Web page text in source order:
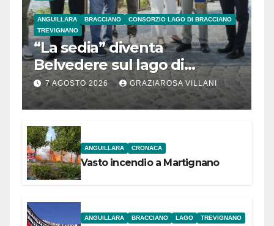
ANGUILLARA BRACCIANO
CONSORZIO LAGO DI BRACCIANO
TREVIGNANO
“La sedia” diventa
Belvedere sul lago di
Bracciano: ieri
l’inaugurazione
7 AGOSTO 2026 GRAZIAROSA VILLANI
ANGUILLARA CRONACA
Vasto incendio a Martignano
ANGUILLARA BRACCIANO LAGO TREVIGNANO